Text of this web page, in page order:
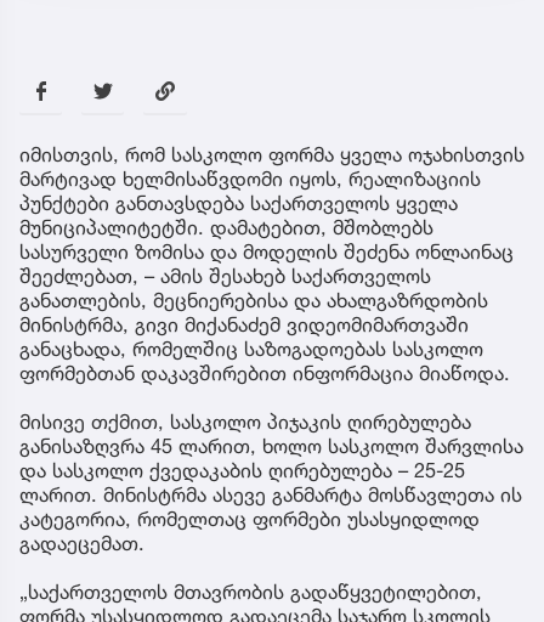
იმისთვის, რომ სასკოლო ფორმა ყველა ოჯახისთვის
მარტივად ხელმისაწვდომი იყოს, რეალიზაციის
პუნქტები განთავსდება საქართველოს ყველა
მუნიციპალიტეტში. დამატებით, მშობლებს
სასურველი ზომისა და მოდელის შეძენა ონლაინაც
შეეძლებათ, – ამის შესახებ საქართველოს
განათლების, მეცნიერებისა და ახალგაზრდობის
მინისტრმა, გივი მიქანაძემ ვიდეომიმართვაში
განაცხადა, რომელშიც საზოგადოებას სასკოლო
ფორმებთან დაკავშირებით ინფორმაცია მიაწოდა.
მისივე თქმით, სასკოლო პიჯაკის ღირებულება
განისაზღვრა 45 ლარით, ხოლო სასკოლო შარვლისა
და სასკოლო ქვედაკაბის ღირებულება – 25-25
ლარით. მინისტრმა ასევე განმარტა მოსწავლეთა ის
კატეგორია, რომელთაც ფორმები უსასყიდლოდ
გადაეცემათ.
„საქართველოს მთავრობის გადაწყვეტილებით,
ფორმა უსასყიდლოდ გადაეცემა საჯარო სკოლის